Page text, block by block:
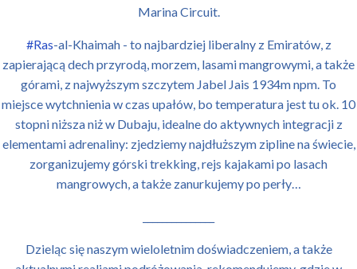
Marina Circuit.
#Ras-al-Khaimah - to najbardziej liberalny z Emiratów, z
zapierającą dech przyrodą, morzem, lasami mangrowymi, a także
górami, z najwyższym szczytem Jabel Jais 1934m npm. To
miejsce wytchnienia w czas upałów, bo temperatura jest tu ok. 10
stopni niższa niż w Dubaju, idealne do aktywnych integracji z
elementami adrenaliny: zjedziemy najdłuższym zipline na świecie,
zorganizujemy górski trekking, rejs kajakami po lasach
mangrowych, a także zanurkujemy po perły…
Dzieląc się naszym wieloletnim doświadczeniem, a także